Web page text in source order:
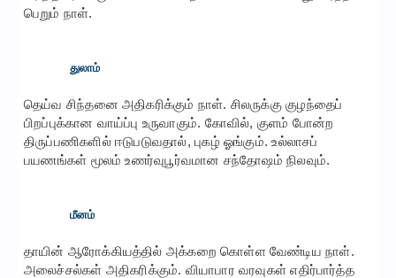
பெறும் நாள்.
துலாம்
தெய்வ சிந்தனை அதிகரிக்கும் நாள். சிலருக்கு குழந்தைப்
பிறப்புக்கான வாய்ப்பு உருவாகும். கோவில், குளம் போன்ற
திருப்பணிகளில் ஈடுபடுவதால், புகழ் ஓங்கும். உல்லாசப்
பயணங்கள் மூலம் உணர்வுபூர்வமான சந்தோஷம் நிலவும்.
மீனம்
தாயின் ஆரோக்கியத்தில் அக்கறை கொள்ள வேண்டிய நாள்.
அலைச்சல்கள் அதிகரிக்கும். வியாபார வரவுகள் எதிர்பார்த்த